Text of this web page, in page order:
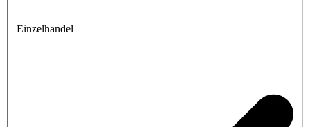
Einzelhandel